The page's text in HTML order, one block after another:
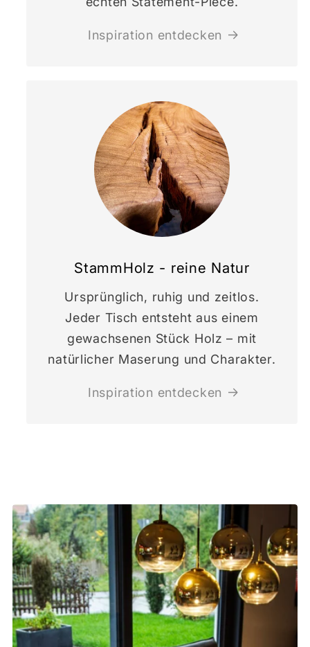
Inspiration entdecken
StammHolz - reine Natur
Ursprünglich, ruhig und zeitlos.
Jeder Tisch entsteht aus einem
gewachsenen Stück Holz – mit
natürlicher Maserung und Charakter.
Inspiration entdecken